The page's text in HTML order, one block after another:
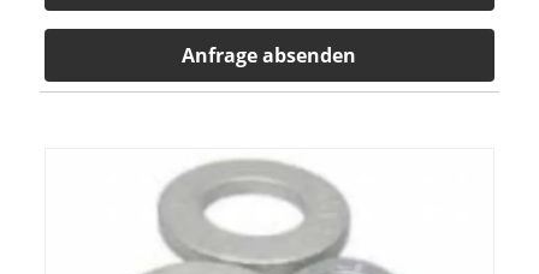
Anfrage absenden